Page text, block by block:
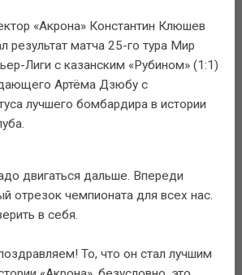
«Акрона» Константин Клюшев
результат матча 25-го тура Мир
Лиги с казанским «Рубином» (1:1)
Артёма Дзюбу с
лучшего бомбардира в истории
двигаться дальше. Впереди
отрезок чемпионата для всех нас.
в себя.
То, что он стал лучшим